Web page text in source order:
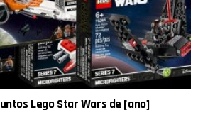
Lego Star Wars de [ano]